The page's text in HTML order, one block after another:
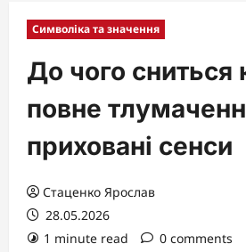
Символіка та значення
До чого сниться
повне
приховані сенси
Стаценко Ярослав
28.05.2026
1 minute read
0 comments